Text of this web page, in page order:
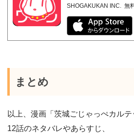
SHOGAKUKAN INC. 無
まとめ
以上、漫画「茨城ごじゃっぺカルテ
12話のネタバレやあらすじ、